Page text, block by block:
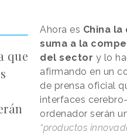
que
Ahora es China la
suma a la
del sector y lo
afirmando en un
de prensa oficial
interfaces cerebro-
ordenador serán
“productos